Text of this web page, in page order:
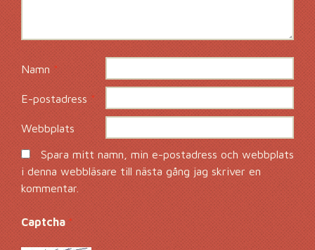
Namn*
E-postadress*
Webbplats
Spara mitt namn, min e-postadress och webbplats
i denna webbläsare till nästa gång jag skriver en
kommentar.
Captcha *